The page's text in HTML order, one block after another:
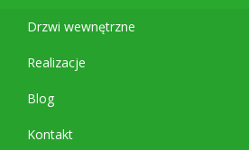
Drzwi wewnętrzne
Realizacje
Blog
Kontakt